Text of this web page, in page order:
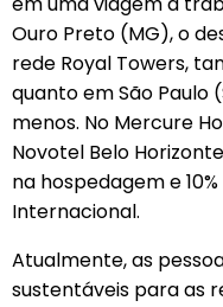
Ouro Preto (MG), o
rede Royal Towers,
quanto em São Paulo
menos. No Mercure
Novotel Belo
na hospedagem e
Internacional.
Atualmente, as
sustentáveis para as